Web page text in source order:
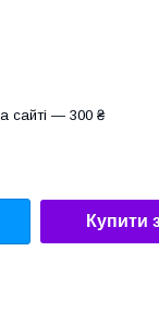
сайті — 300 ₴
Купити